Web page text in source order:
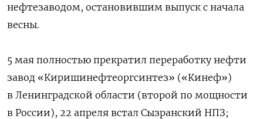
нефтезаводом, остановившим выпуск с начала
весны.
5 мая полностью прекратил переработку нефти
завод «Киришинефтеоргсинтез» («Кинеф»)
в Ленинградской области (второй по мощности
в России), 22 апреля встал Сызранский НПЗ;